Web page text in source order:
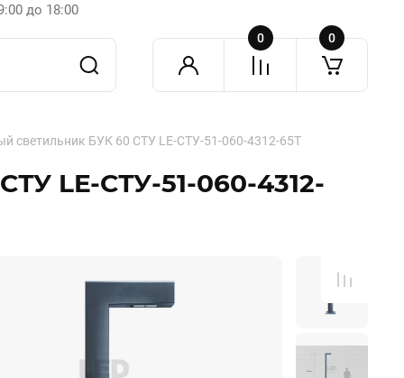
до 18:00
0 0
светильник БУК 60 СТУ LE-СТУ-51-060-4312-65Т
LE-СТУ-51-060-4312-